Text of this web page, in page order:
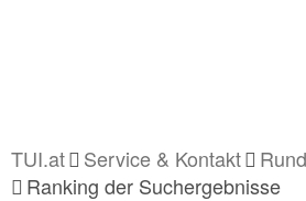
TUI.at Service & Kontakt
Ranking der Suchergebnisse